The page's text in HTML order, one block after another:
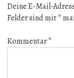
Deine E-Mail-
Felder sind mit*
Kommentar*